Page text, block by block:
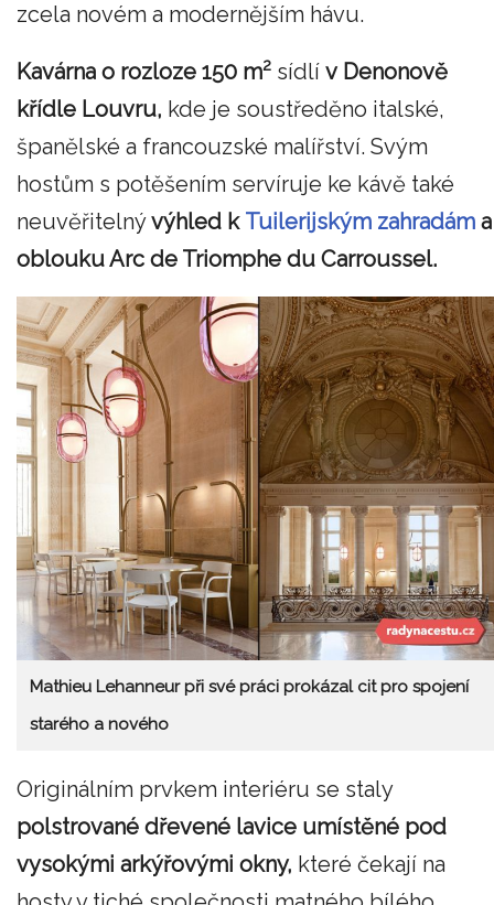
zcela novém a modernějším hávu.
Kavárna o rozloze 150 m2 sídlí v Denonově
křídle Louvru, kde je soustředěno italské,
španělské a francouzské malířství. Svým
hostům s potěšením servíruje ke kávě také
neuvěřitelnývýhled k Tuilerijským zahradám a
oblouku Arc de Triomphe du Carroussel.
Mathieu Lehanneur při své práci prokázal cit pro spojení
starého a nového
Originálním prvkem interiéru se staly
polstrované dřevené lavice umístěné pod
vysokými arkýřovými okny, které čekají na